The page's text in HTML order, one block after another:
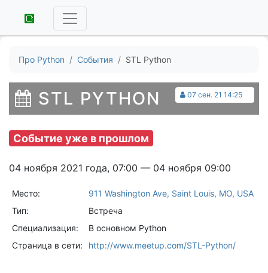
Про Python События STL Python
07 сен. 21 14:25
STL PYTHON
Событие уже в прошлом
04 ноября 2021 года, 07:00 — 04 ноября 09:00
Место:
911 Washington Ave, Saint Louis, MO, USA
Тип:
Встреча
Специализация:
В основном Python
Страница в сети:
http://www.meetup.com/STL-Python/